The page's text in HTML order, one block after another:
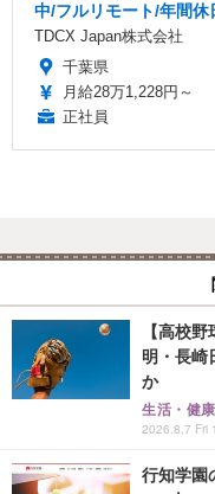
中/フルリモート/年間
TDCX Japan株式会社
千葉県
月給28万1,228円～
正社員
【高校
明・長崎
か
生活・健康
2026.8.7 Fri
行知学園